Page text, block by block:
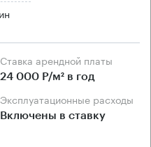
Ставка арендной платы
24 000 Р/м² в год
Эксплуатационные расходы
Включены в ставку